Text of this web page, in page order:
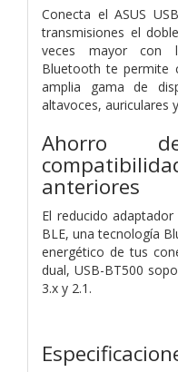
Conecta el ASUS
transmisiones el
veces mayor con
Bluetooth te permite
amplia gama de
altavoces, auriculares
Ahorro
anteriores
El reducido
BLE, una tecnología
energético de tus
dual, USB-BT500
3.x y 2.1.